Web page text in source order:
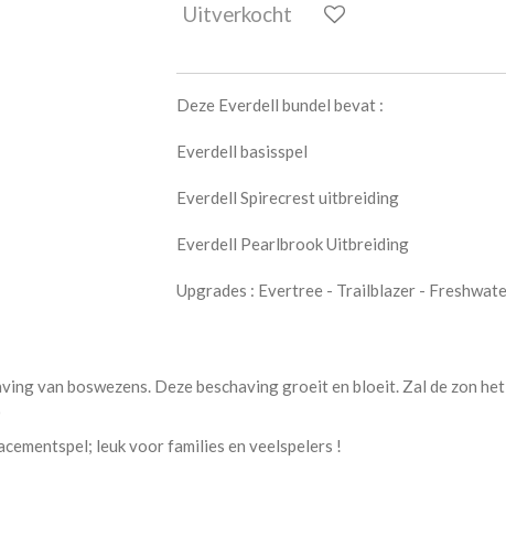
Uitverkocht
Deze Everdell bundel bevat :
Everdell basisspel
Everdell Spirecrest uitbreiding
Everdell Pearlbrook Uitbreiding
Upgrades : Evertree - Trailblazer -
van boswezens. Deze beschaving groeit en bloeit. Zal de zon
leuk voor families en veelspelers !